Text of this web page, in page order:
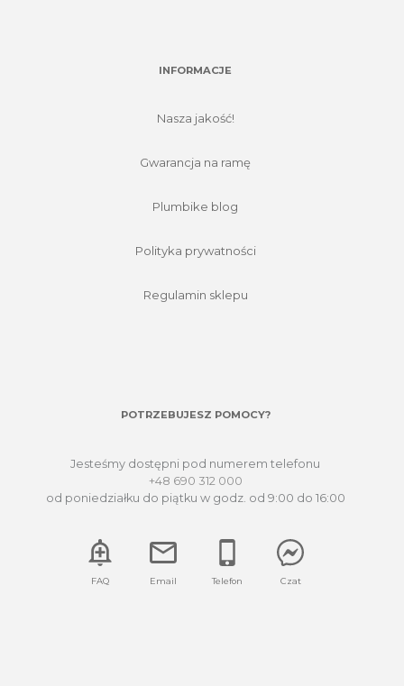
INFORMACJE
Nasza jakość!
Gwarancja na ramę
Plumbike blog
Polityka prywatności
Regulamin sklepu
POTRZEBUJESZ POMOCY?
Jesteśmy dostępni pod numerem telefonu
+48 690 312 000
od poniedziałku do piątku w godz. od 9:00 do 16:00
FAQ Email Telefon Czat